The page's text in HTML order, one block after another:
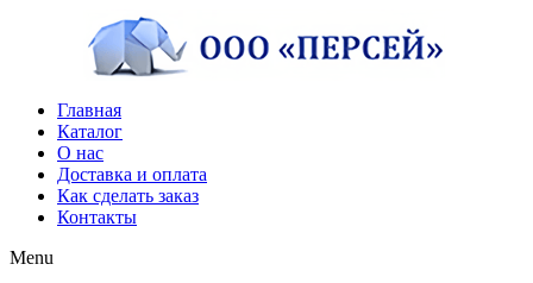
содержимому
Главная
Каталог
О нас
Доставка и оплата
Как сделать заказ
Контакты
Menu